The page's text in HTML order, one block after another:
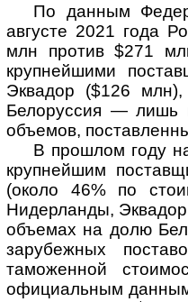
По данным
августе 2021 года
млн против $271
крупнейшими
Эквадор ($126
Белоруссия — лишь
объемов,
В прошлом году
крупнейшим
(около 46% по
Нидерланды,
объемах на долю
зарубежных
таможенной
официальным